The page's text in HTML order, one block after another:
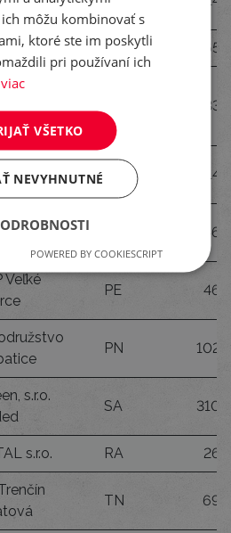
Prašice TO 65
a.s.
33
14
46
Veľké
PE 46
PN 102
s.r.o.
SA 310
s.r.o. RA 26
TN 69
môžu kombinovať s
ktoré ste im poskytli
pri používaní ich
VŠETKO
NEVYHNUTNÉ
POWERED BY COOKIESCRIPT